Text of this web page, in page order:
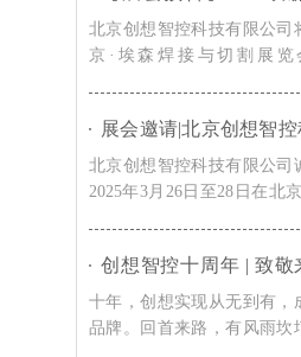
时！上海新国际博览
想与您不见不散
北京创想智控科技有限公司
京·埃森焊接与切割展览
应用于机械制造、汽车、船
行业，致力于提升焊接质量
展会邀请|北京创想智控
邀您共赴2025北京石油
北京创想智控科技有限公司
2025年3月26日至28日在北
创想智控十周年 | 致敬
十年，创想实现从无到有，
品牌。回首来路，有风雨坎